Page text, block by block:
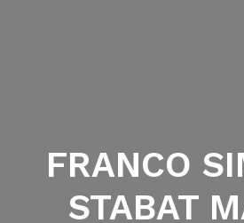
FRANCO
STABAT